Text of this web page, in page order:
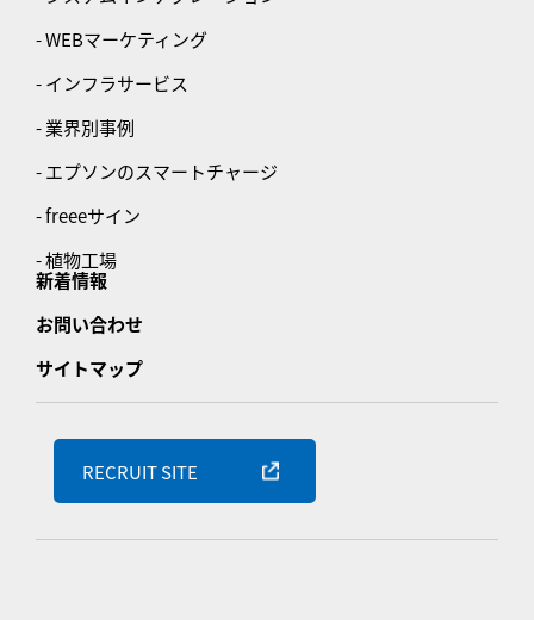
- WEBマーケティング
- インフラサービス
- 業界別事例
- エプソンのスマートチャージ
- freeeサイン
- 植物工場
新着情報
お問い合わせ
サイトマップ
RECRUIT SITE